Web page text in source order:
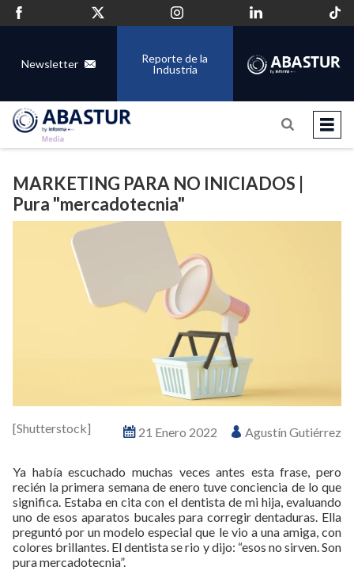
Newsletter
Reporte de la
Industria
MARKETING PARA NO INICIADOS |
Pura "mercadotecnia"
21 Enero 2022 Agustín Gutiérrez
[Shutterstock]
Ya había escuchado muchas veces antes esta frase, pero
recién la primera semana de enero tuve conciencia de lo que
significa. Estaba en cita con el dentista de mi hija, evaluando
uno de esos aparatos bucales para corregir dentaduras. Ella
preguntó por un modelo especial que le vio a una amiga, con
colores brillantes. El dentista se rio y dijo: “esos no sirven. Son
pura mercadotecnia”.